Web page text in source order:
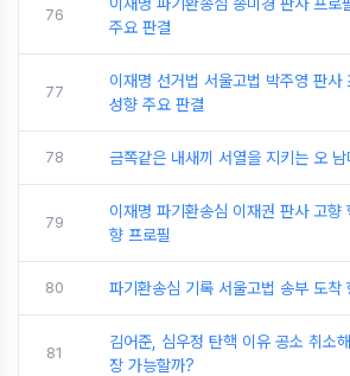
76
주요 판결
77
이재명 선거법 서울고법 박주영 판사
성향 주요 판결
78 금쪽같은 내새끼 서열을 지키는 오
79
이재명 파기환송심 이재권 판사 고향
향 프로필
80 파기환송심 기록 서울고법 송부 도착
81
김어준, 심우정 탄핵 이유 공소 취소
장 가능할까?